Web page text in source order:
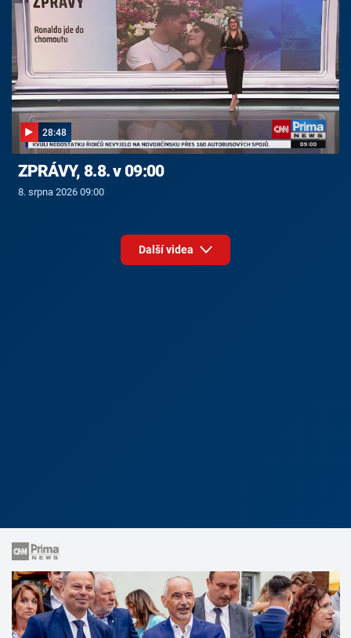
28:48
ZPRÁVY, 8.8. v 09:00
8. srpna 2026 09:00
Další videa